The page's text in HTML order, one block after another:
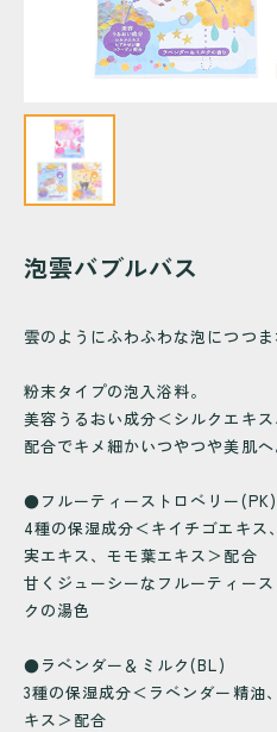
泡雲バブルバス
雲のようにふわふわな泡につつ
粉末タイプの泡入浴料。
美容うるおい成分＜シルクエキ
配合でキメ細かいつやつや美肌へ
●フルーティーストロベリー(PK)
4種の保湿成分＜キイチゴエキス
実エキス、モモ葉エキス＞配合
甘くジューシーなフルーティー
クの湯色
●ラベンダー＆ミルク(BL)
3種の保湿成分＜ラベンダー精油
キス＞配合